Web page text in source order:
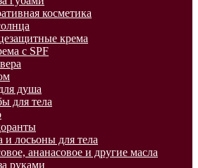
косметика
крема
с SPF
душа
для тела
и лосьоны для тела
ананасовое и другие масла
руками